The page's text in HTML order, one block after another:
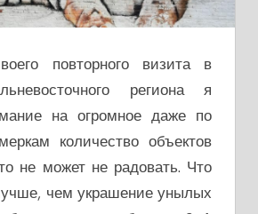
повторного визита в
региона я
на огромное даже по
количество объектов
не может не радовать. Что
чем украшение унылых